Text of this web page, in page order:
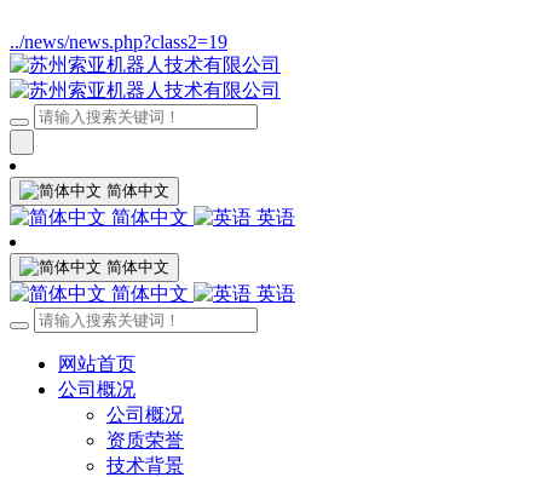
../news/news.php?class2=19
简体中文
简体中文 英语
简体中文
简体中文 英语
网站首页
公司概况
公司概况
资质荣誉
技术背景